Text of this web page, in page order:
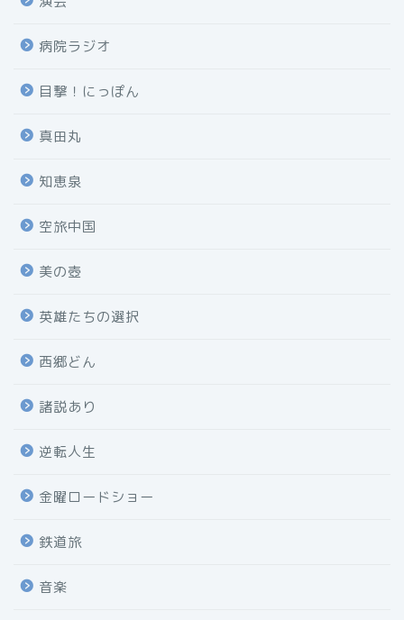
病院ラジオ
目撃！にっぽん
真田丸
知恵泉
空旅中国
美の壺
英雄たちの選択
西郷どん
諸説あり
逆転人生
金曜ロードショー
鉄道旅
音楽